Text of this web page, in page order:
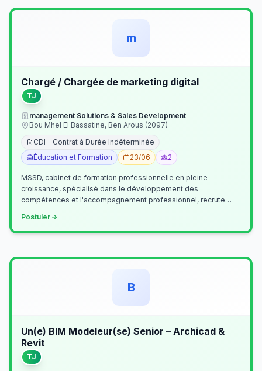
m
Chargé / Chargée de marketing digital
TJ
management Solutions & Sales Development
Bou Mhel El Bassatine, Ben Arous (2097)
CDI - Contrat à Durée Indéterminée
Éducation et Formation
23/06 2
MSSD, cabinet de formation professionnelle en pleine
croissance, spécialisé dans le développement des
compétences et l'accompagnement professionnel, recrute
Postuler
B
Un(e) BIM Modeleur(se) Senior – Archicad &
Revit
TJ